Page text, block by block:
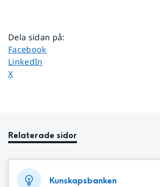
Dela sidan på:
Dela sidan på
Facebook
Dela sidan på
LinkedIn
Dela sidan på
X
Relaterade sidor
Kunskapsbanken